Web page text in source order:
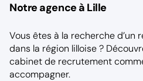
Notre agence à Lille
Vous êtes à la recherche d’un
dans la région lilloise ?
cabinet de recrutement
accompagner.